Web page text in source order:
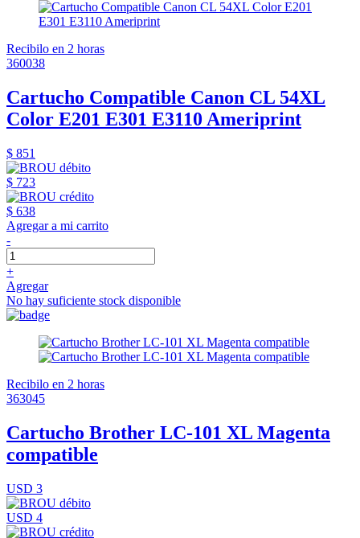
Recibilo en 2 horas
360038
Cartucho Compatible Canon CL 54XL
Color E201 E301 E3110 Ameriprint
$ 851
$ 723
$ 638
Agregar a mi carrito
-
+
Agregar
No hay suficiente stock disponible
Recibilo en 2 horas
363045
Cartucho Brother LC-101 XL Magenta
compatible
USD 3
USD 4